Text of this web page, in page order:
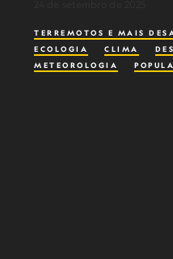
TERREMOTOS E MAIS
ECOLOGIA
CLIMA
METEOROLOGIA